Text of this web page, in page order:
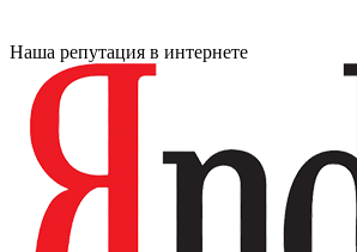
Наша репутация в интернете